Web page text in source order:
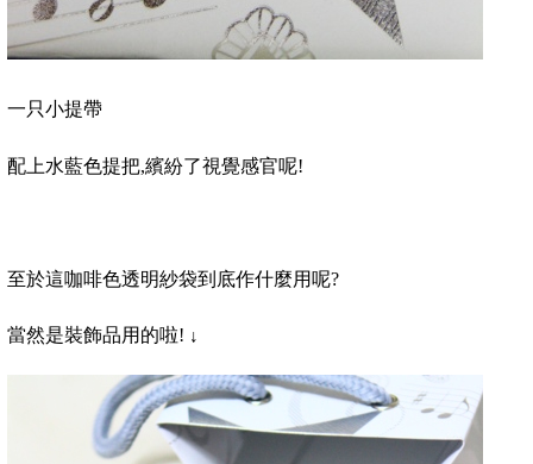
一只小提帶
配上水藍色提把,繽紛了視覺感官呢!
至於這咖啡色透明紗袋到底作什麼用呢?
當然是裝飾品用的啦! ↓